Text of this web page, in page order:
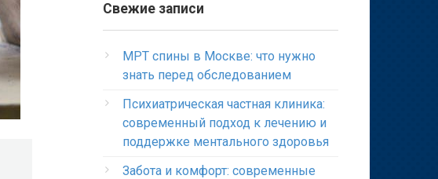
Свежие записи
МРТ спины в Москве: что нужно
знать перед обследованием
Психиатрическая частная клиника:
современный подход к лечению и
поддержке ментального здоровья
Забота и комфорт: современные